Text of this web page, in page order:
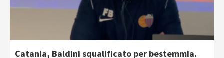
Catania, Baldini squalificato per bestemmia.